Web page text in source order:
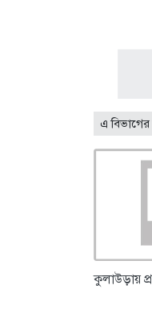
এ বিভাগের
কুলাউড়ায়